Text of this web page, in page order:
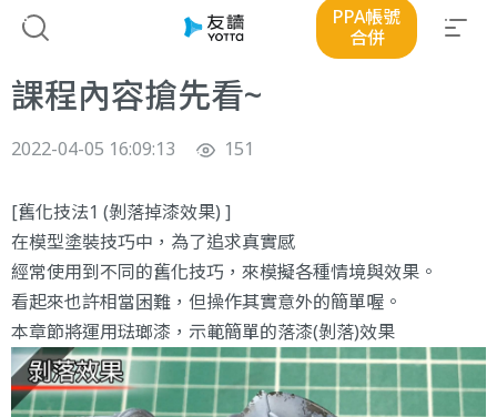
PPA帳號
合併
課程內容搶先看~
2022-04-05 16:09:13 151
[舊化技法1 (剝落掉漆效果) ]
在模型塗裝技巧中，為了追求真實感
經常使用到不同的舊化技巧，來模擬各種情境與效果。
看起來也許相當困難，但操作其實意外的簡單喔。
本章節將運用琺瑯漆，示範簡單的落漆(剝落)效果